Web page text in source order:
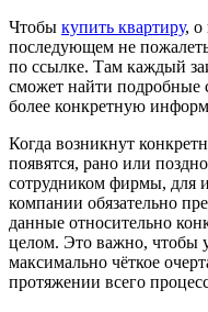
Чтобы купить квартиру, о
последующем не
по ссылке. Там каждый
сможет найти подробные
более конкретную
Когда возникнут
появятся, рано или
сотрудником фирмы, для
компании обязательно
данные относительно
целом. Это важно, чтобы
максимально чёткое
протяжении всего